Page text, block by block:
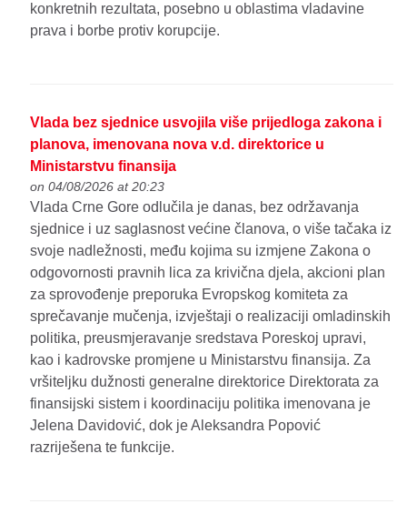
konkretnih rezultata, posebno u oblastima vladavine
prava i borbe protiv korupcije.
Vlada bez sjednice usvojila više prijedloga zakona i
planova, imenovana nova v.d. direktorice u
Ministarstvu finansija
on 04/08/2026 at 20:23
Vlada Crne Gore odlučila je danas, bez održavanja
sjednice i uz saglasnost većine članova, o više tačaka iz
svoje nadležnosti, među kojima su izmjene Zakona o
odgovornosti pravnih lica za krivična djela, akcioni plan
za sprovođenje preporuka Evropskog komiteta za
sprečavanje mučenja, izvještaji o realizaciji omladinskih
politika, preusmjeravanje sredstava Poreskoj upravi,
kao i kadrovske promjene u Ministarstvu finansija. Za
vršiteljku dužnosti generalne direktorice Direktorata za
finansijski sistem i koordinaciju politika imenovana je
Jelena Davidović, dok je Aleksandra Popović
razriješena te funkcije.